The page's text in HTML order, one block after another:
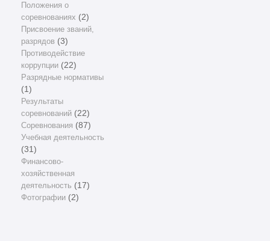
Положения о
соревнованиях (2)
Присвоение званий,
разрядов (3)
Противодействие
коррупции(22)
Разрядные нормативы
(1)
Результаты
соревнований(22)
Соревнования (87)
Учебная деятельность
(31)
Финансово-
хозяйственная
деятельность (17)
Фотографии(2)